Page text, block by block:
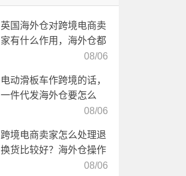
英国海外仓对跨境电商卖
家有什么作用，海外仓都
08/06
电动滑板车作跨境的话，
一件代发海外仓要怎么
08/06
跨境电商卖家怎么处理退
换货比较好？海外仓操作
08/06